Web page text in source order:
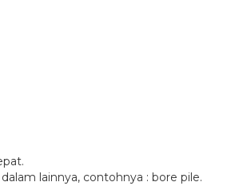
lainnya, contohnya : bore pile.